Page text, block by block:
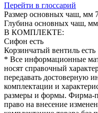
Перейти в глоссарий
Размер основных чаш, мм
Глубина основных чаш, мм
В КОМПЛЕКТЕ:
Сифон есть
Корзинчатый вентиль есть
* Все информационные
носят справочный
передавать достоверную
комплектации и
размеры и формы. Фирма-
право на внесение